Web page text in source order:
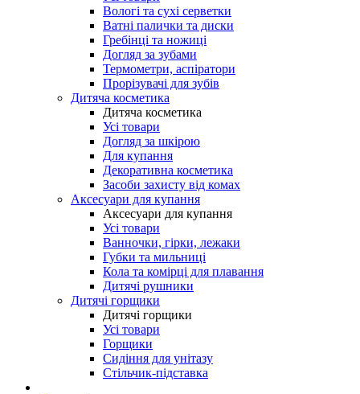
Вологі та сухі серветки
Ватні палички та диски
Гребінці та ножиці
Догляд за зубами
Термометри, аспіратори
Прорізувачі для зубів
Дитяча косметика
Дитяча косметика
Усі товари
Догляд за шкірою
Для купання
Декоративна косметика
Засоби захисту від комах
Аксесуари для купання
Аксесуари для купання
Усі товари
Ванночки, гірки, лежаки
Губки та мильниці
Кола та комірці для плавання
Дитячі рушники
Дитячі горщики
Дитячі горщики
Усі товари
Горщики
Сидіння для унітазу
Стільчик-підставка